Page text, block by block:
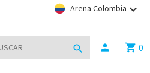
Arena Colombia keyboard_arrow_down
search person shopping_cart 0